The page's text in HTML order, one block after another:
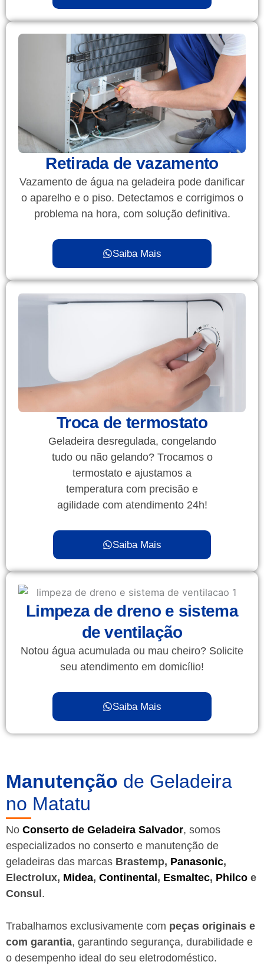
Retirada de vazamento
Vazamento de água na geladeira pode danificar
o aparelho e o piso. Detectamos e corrigimos o
problema na hora, com solução definitiva.
Saiba Mais
Troca de termostato
Geladeira desregulada, congelando
tudo ou não gelando? Trocamos o
termostato e ajustamos a
temperatura com precisão e
agilidade com atendimento 24h!
Saiba Mais
Limpeza de dreno e sistema
de ventilação
Notou água acumulada ou mau cheiro? Solicite
seu atendimento em domicílio!
Saiba Mais
Manutenção de Geladeira
no Matatu
No Conserto de Geladeira Salvador, somos
especializados no conserto e manutenção de
geladeiras das marcas Brastemp, Panasonic,
Electrolux, Midea, Continental, Esmaltec, Philco e
Consul.
Trabalhamos exclusivamente com peças originais e
com garantia, garantindo segurança, durabilidade e
o desempenho ideal do seu eletrodoméstico.